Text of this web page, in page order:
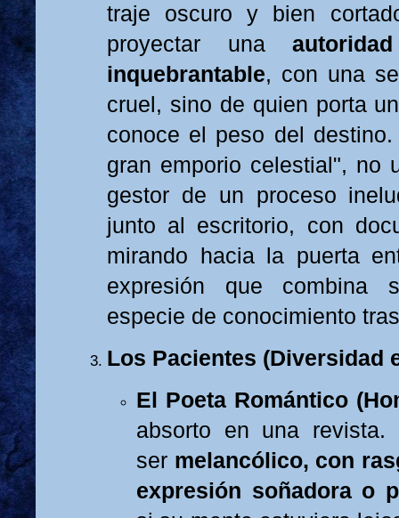
traje oscuro y bien
proyectar una
inquebrantable, con una
cruel, sino de quien porta
conoce el peso del
gran emporio celestial", no
gestor de un proceso
junto al escritorio, con
mirando hacia la puerta
expresión que combina
especie de conocimiento
Los Pacientes (Diversidad
El Poeta Romántico
absorto en una revista.
ser melancólico, con
expresión soñadora o